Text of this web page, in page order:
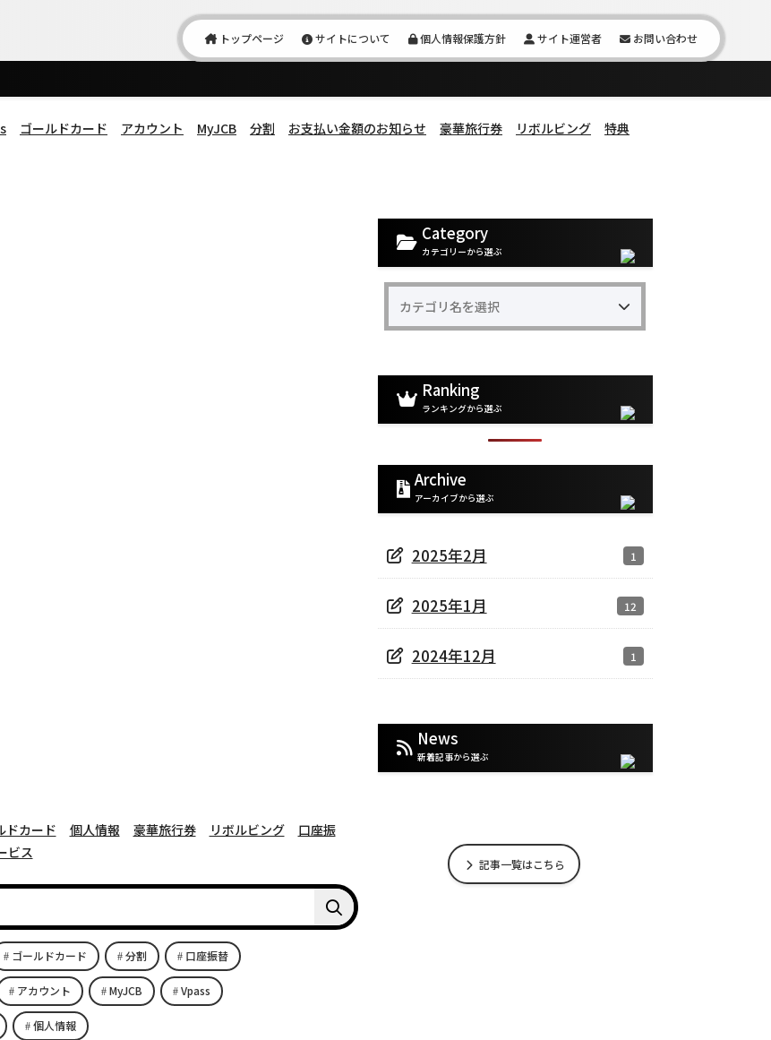
トップページ サイトについて 個人情報保護方針 サイト運営者 お問い合わせ
ゴールドカード アカウント MyJCB 分割 お支払い金額のお知らせ 豪華旅行券 リボルビング 特典
ドカード 個人情報 豪華旅行券 リボルビング
口座振
ビス
ゴールドカード 分割 口座振替
アカウント MyJCB Vpass
個人情報
Category
カテゴリーから選ぶ
Ranking
ランキングから選ぶ
Archive
アーカイブから選ぶ
2025年2月 1
2025年1月 12
2024年12月 1
News
新着記事から選ぶ
記事一覧はこちら